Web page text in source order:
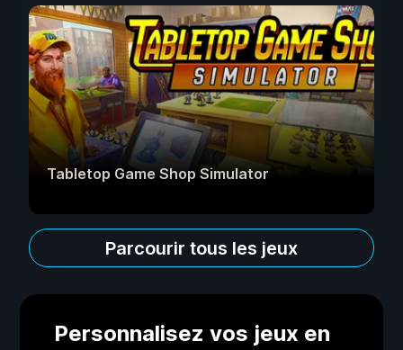
Tabletop Game Shop Simulator
Parcourir tous les jeux
Personnalisez vos jeux en